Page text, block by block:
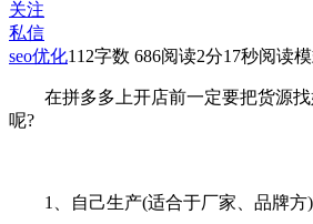
关注
私信
seo优化112字数 686阅读2分17秒阅读
在拼多多上开店前一定要把货源找
呢?
1、自己生产(适合于厂家、品牌方)